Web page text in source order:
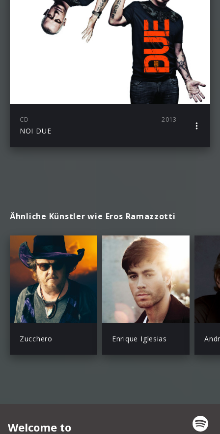
CD 2013
NOI DUE
Ähnliche Künstler wie Eros Ramazzotti
Zucchero Enrique Iglesias